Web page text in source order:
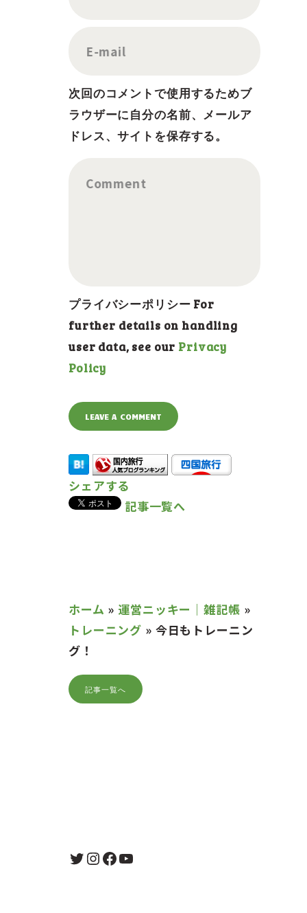
E-mail
次回のコメントで使用するためブ
ラウザーに自分の名前、メールア
ドレス、サイトを保存する。
Comment
プライバシーポリシー For
further details on handling
user data, see our Privacy
Policy
シェアする
記事一覧へ
ホーム » 運営ニッキー｜雑記帳 »
トレーニング » 今日もトレーニン
グ！
記事一覧へ
Twitter
Instagram
Facebook
YouTube